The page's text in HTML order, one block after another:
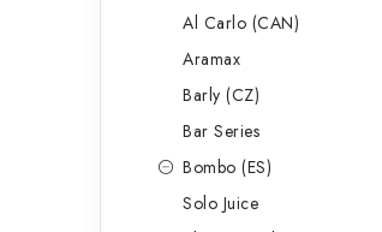
Al Carlo (CAN)
Aramax
Barly (CZ)
Bar Series
Bombo (ES)
Solo Juice